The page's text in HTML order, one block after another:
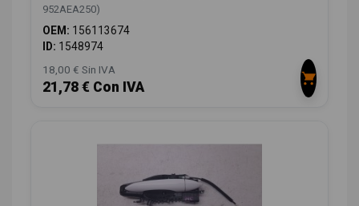
952AEA250)
OEM: 156113674
ID: 1548974
18,00 € Sin IVA
21,78 € Con IVA